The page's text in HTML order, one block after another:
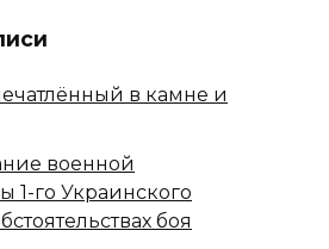
в камне и
военной
1-го Украинского
боя